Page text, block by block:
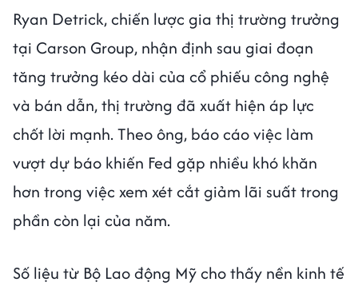
Ryan Detrick, chiến lược gia thị trường trưởng
tại Carson Group, nhận định sau giai đoạn
tăng trưởng kéo dài của cổ phiếu công nghệ
và bán dẫn, thị trường đã xuất hiện áp lực
chốt lời mạnh. Theo ông, báo cáo việc làm
vượt dự báo khiến Fed gặp nhiều khó khăn
hơn trong việc xem xét cắt giảm lãi suất trong
phần còn lại của năm.
Số liệu từ Bộ Lao động Mỹ cho thấy nền kinh tế